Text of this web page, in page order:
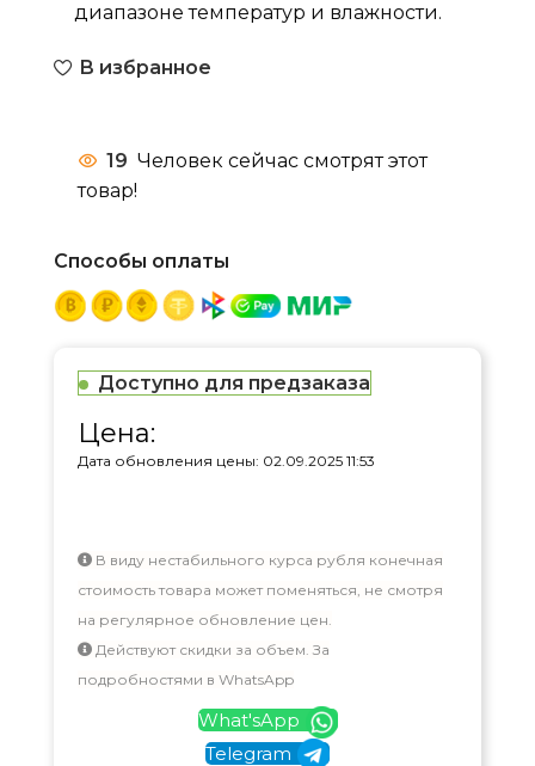
диапазоне температур и влажности.
В избранное
19 Человек сейчас смотрят этот
товар!
Способы оплаты
Доступно для предзаказа
Цена:
Дата обновления цены: 02.09.2025 11:53
В виду нестабильного курса рубля конечная
стоимость товара может поменяться, не смотря
на регулярное обновление цен.
Действуют скидки за объем. За
подробностями в WhatsApp
What'sApp
Telegram